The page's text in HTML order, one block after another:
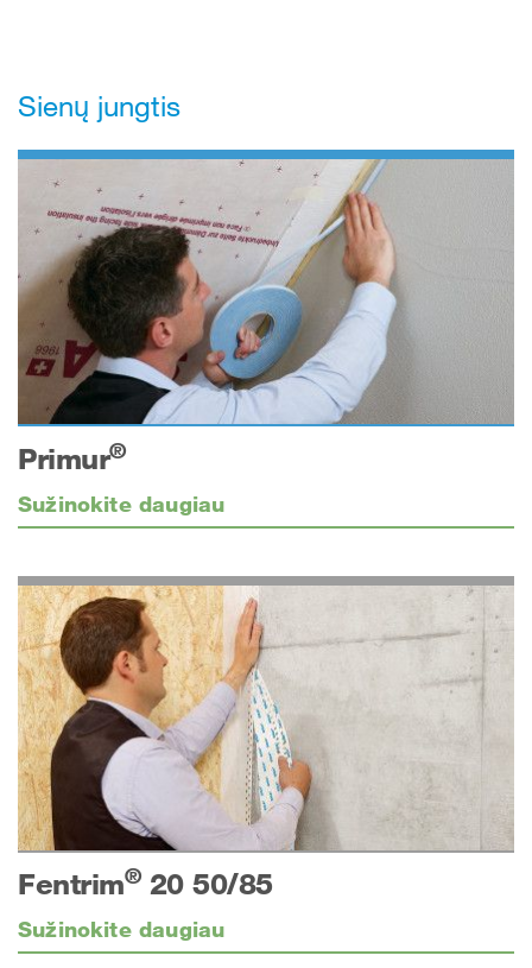
Sienų jungtis
Primur®
Sužinokite daugiau
Fentrim®20 50/85
Sužinokite daugiau